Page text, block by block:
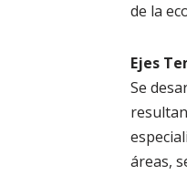
de la
Ejes
Se
áreas,